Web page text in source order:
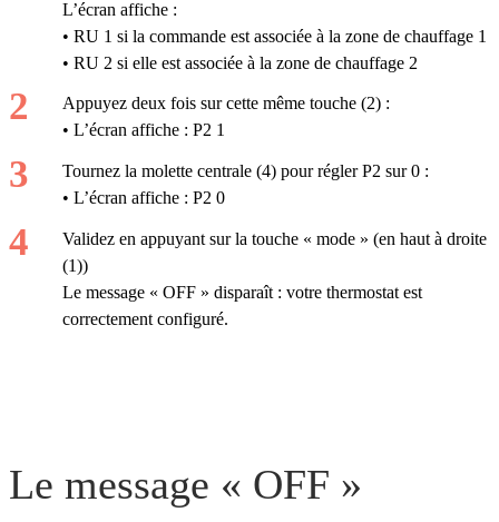
L’écran affiche :
• RU 1 si la commande est associée à la zone de chauffage 1
• RU 2 si elle est associée à la zone de chauffage 2
Appuyez deux fois sur cette même touche (2) :
• L’écran affiche : P2 1
Tournez la molette centrale (4) pour régler P2 sur 0 :
• L’écran affiche : P2 0
Validez en appuyant sur la touche « mode » (en haut à droite
(1))
Le message « OFF » disparaît : votre thermostat est
correctement configuré.
Le message « OFF »